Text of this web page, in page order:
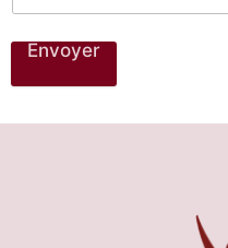
Envoyer